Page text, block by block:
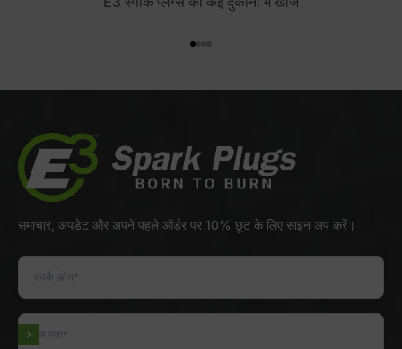
समाचार, अपडेट और अपने पहले ऑर्डर पर 10% छूट के लिए साइन अप करें।
सदस्यता लें